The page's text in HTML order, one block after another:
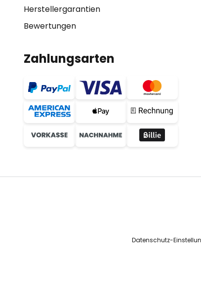
Herstellergarantien
Bewertungen
Zahlungsarten
Datenschutz-